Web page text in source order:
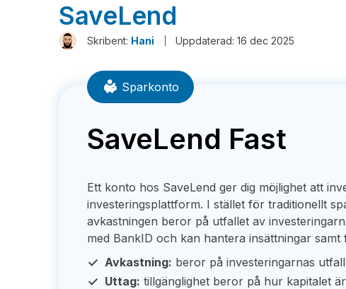
SaveLend
Skribent: Hani Uppdaterad: 16 dec 2025
Sparkonto
SaveLend Fast
Ett konto hos SaveLend ger dig möjlighet att
investeringsplattform. I stället för traditionellt
avkastningen beror på utfallet av
med BankID och kan hantera insättningar
Avkastning: beror på investeringarnas
Uttag: tillgänglighet beror på hur kapitalet